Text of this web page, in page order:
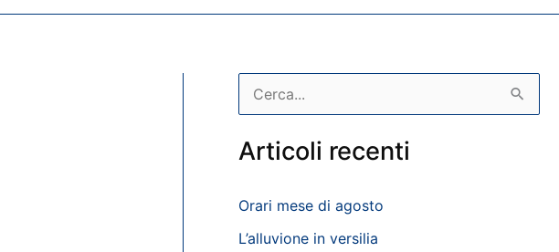
e
r
a
:
Articoli recenti
Orari mese di agosto
L’alluvione in versilia